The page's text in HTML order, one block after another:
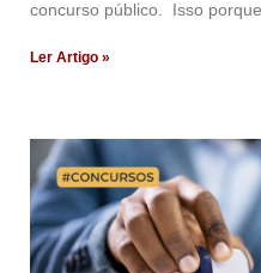
concurso público. Isso
Ler Artigo »